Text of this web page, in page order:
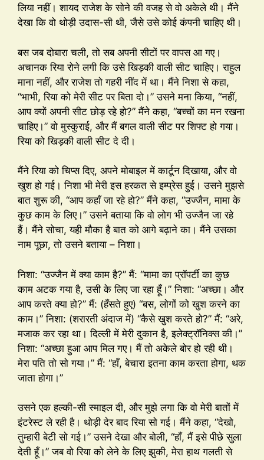
लिया नहीं। शायद राजेश के सोने की वजह से वो अकेले थी। मैंने
देखा कि वो थोड़ी उदास-सी थी, जैसे उसे कोई कंपनी चाहिए थी।
बस जब दोबारा चली, तो सब अपनी सीटों पर वापस आ गए।
अचानक रिया रोने लगी कि उसे खिड़की वाली सीट चाहिए। राहुल
माना नहीं, और राजेश तो गहरी नींद में था। मैंने निशा से कहा,
“भाभी, रिया को मेरी सीट पर बिता दो।” उसने मना किया, “नहीं,
आप क्यों अपनी सीट छोड़ रहे हो?” मैंने कहा, “बच्चों का मन रखना
चाहिए।” वो मुस्कुराई, और मैं बगल वाली सीट पर शिफ्ट हो गया।
रिया को खिड़की वाली सीट दे दी।
मैंने रिया को चिप्स दिए, अपने मोबाइल में कार्टून दिखाया, और वो
खुश हो गई। निशा भी मेरी इस हरकत से इम्प्रेस हुई। उसने मुझसे
बात शुरू की, “आप कहाँ जा रहे हो?” मैंने कहा, “उज्जैन, मामा के
कुछ काम के लिए।” उसने बताया कि वो लोग भी उज्जैन जा रहे
हैं। मैंने सोचा, यही मौका है बात को आगे बढ़ाने का। मैंने उसका
नाम पूछा, तो उसने बताया – निशा।
निशा: “उज्जैन में क्या काम है?” मैं: “मामा का प्रॉपर्टी का कुछ
काम अटक गया है, उसी के लिए जा रहा हूँ।” निशा: “अच्छा। और
आप करते क्या हो?” मैं: (हँसते हुए) “बस, लोगों को खुश करने का
काम।” निशा: (शरारती अंदाज में) “कैसे खुश करते हो?” मैं: “अरे,
मजाक कर रहा था। दिल्ली में मेरी दुकान है, इलेक्ट्रॉनिक्स की।”
निशा: “अच्छा हुआ आप मिल गए। मैं तो अकेले बोर हो रही थी।
मेरा पति तो सो गया।” मैं: “हाँ, बेचारा इतना काम करता होगा, थक
जाता होगा।”
उसने एक हल्की-सी स्माइल दी, और मुझे लगा कि वो मेरी बातों में
इंटरेस्ट ले रही है। थोड़ी देर बाद रिया सो गई। मैंने कहा, “देखो,
तुम्हारी बेटी सो गई।” उसने देखा और बोली, “हाँ, मैं इसे पीछे सुला
देती हूँ।” जब वो रिया को लेने के लिए झुकी, मेरा हाथ गलती से